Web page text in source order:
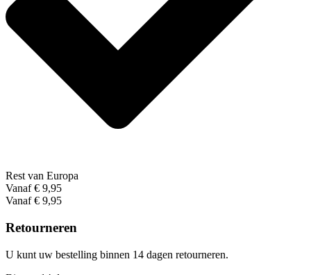
Rest van Europa
Vanaf € 9,95
Vanaf € 9,95
Retourneren
U kunt uw bestelling binnen 14 dagen retourneren.